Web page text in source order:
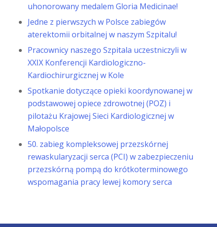
uhonorowany medalem Gloria Medicinae!
Jedne z pierwszych w Polsce zabiegów
aterektomii orbitalnej w naszym Szpitalu!
Pracownicy naszego Szpitala uczestniczyli w
XXIX Konferencji Kardiologiczno-
Kardiochirurgicznej w Kole
Spotkanie dotyczące opieki koordynowanej w
podstawowej opiece zdrowotnej (POZ) i
pilotażu Krajowej Sieci Kardiologicznej w
Małopolsce
50. zabieg kompleksowej przezskórnej
rewaskularyzacji serca (PCI) w zabezpieczeniu
przezskórną pompą do krótkoterminowego
wspomagania pracy lewej komory serca